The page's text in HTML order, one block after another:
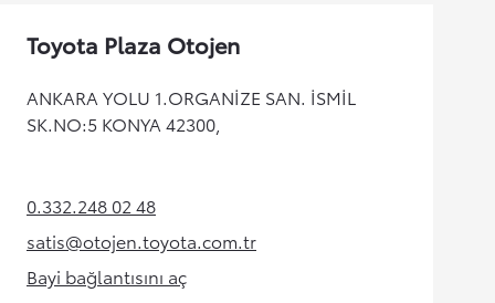
Toyota Plaza Otojen
ANKARA YOLU 1.ORGANİZE SAN. İSMİL
SK.NO:5 KONYA 42300,
0.332.248 02 48(Opens in new tab)
satis@otojen.toyota.com.tr
(Opens in new tab)
Bayi bağlantısını aç
(Opens in new tab)